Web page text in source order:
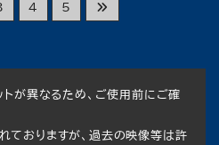
4 5
トが異なるため、ご使用前にご確
ておりますが、過去の映像等は許